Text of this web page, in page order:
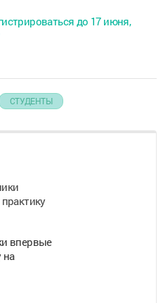
до 17 июня,
СТУДЕНТЫ
впервые
на